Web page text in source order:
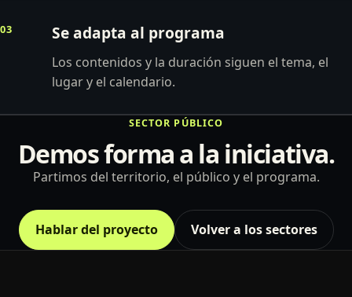
03 Se adapta al programa
Los contenidos y la duración siguen el tema, el
lugar y el calendario.
SECTOR PÚBLICO
Demos forma a la iniciativa.
Partimos del territorio, el público y el programa.
Hablar del proyecto Volver a los sectores